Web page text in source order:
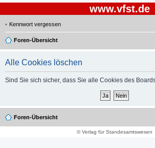
www.vfst.de
Kennwort vergessen
Foren-Übersicht
Alle Cookies löschen
Sind Sie sich sicher, dass Sie alle Cookies des
Foren-Übersicht
© Verlag für Standesamtswesen